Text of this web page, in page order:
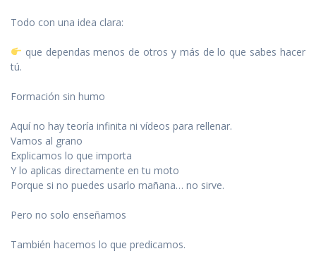
Todo con una idea clara:
que dependas menos de otros y más de lo que sabes hacer
tú.
Formación sin humo
Aquí no hay teoría infinita ni vídeos para rellenar.
Vamos al grano
Explicamos lo que importa
Y lo aplicas directamente en tu moto
Porque si no puedes usarlo mañana… no sirve.
Pero no solo enseñamos
También hacemos lo que predicamos.